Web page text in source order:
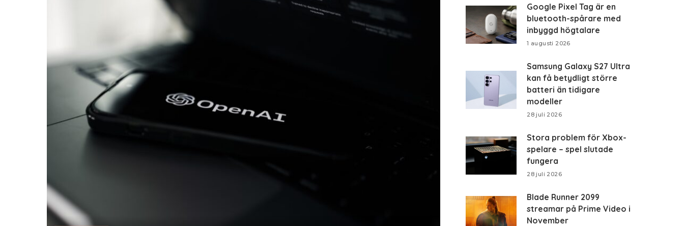
Google Pixel Tag är en
bluetooth-spårare med
inbyggd högtalare
1 augusti 2026
Samsung Galaxy S27 Ultra
kan få betydligt större
batteri än tidigare
modeller
28 juli 2026
Stora problem för Xbox-
spelare – spel slutade
fungera
28 juli 2026
Blade Runner 2099
streamar på Prime Video i
November